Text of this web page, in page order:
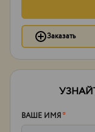
Заказать
ВАШЕ ИМЯ*